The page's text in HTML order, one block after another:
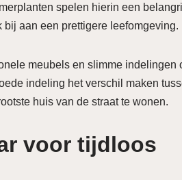
spelen hierin een
aan een prettigere leefomgeving.
meubels en slimme indelingen
indeling het verschil maken
huis van de straat te wonen.
voor tijdloos